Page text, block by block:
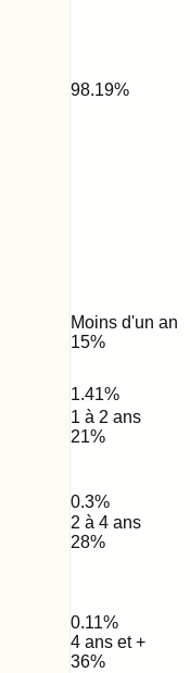
98.19%
Moins d'un an
15%
1.41%
1 à 2 ans
21%
0.3%
2 à 4 ans
28%
0.11%
4 ans et +
36%